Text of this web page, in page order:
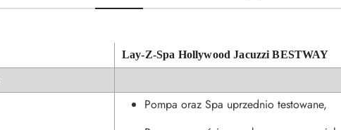
Lay-Z-Spa Hollywood Jacuzzi BESTWAY
Pompa oraz Spa uprzednio testowane,